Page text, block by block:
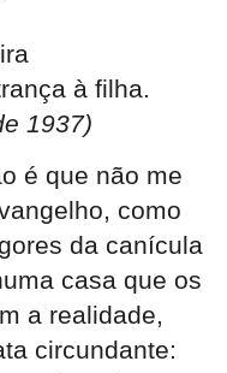
à filha.
1937)
é que não me
como
da canícula
casa que os
a realidade,
circundante: